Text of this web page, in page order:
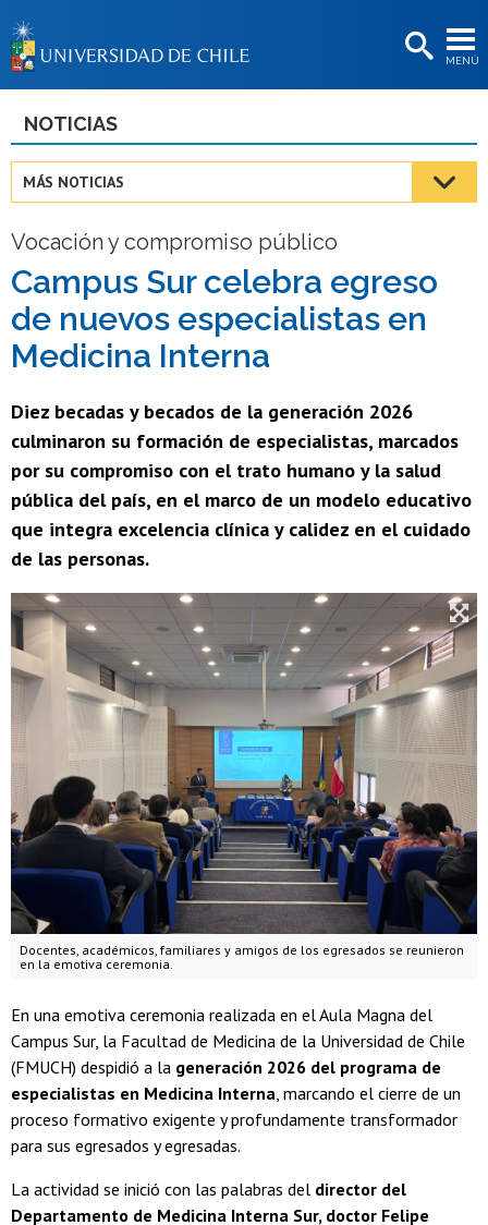
MENÚ
BIBLIOTECAS
Estudiantes
Académicas/os
Funcionarias/os
Egresadas/os
NOTICIAS
MÁS NOTICIAS
Vocación y compromiso público
Campus Sur celebra egreso
de nuevos especialistas en
Medicina Interna
Diez becadas y becados de la generación 2026
culminaron su formación de especialistas, marcados
por su compromiso con el trato humano y la salud
pública del país, en el marco de un modelo educativo
que integra excelencia clínica y calidez en el cuidado
de las personas.
Docentes, académicos, familiares y amigos de los egresados se reunieron
en la emotiva ceremonia.
En una emotiva ceremonia realizada en el Aula Magna del
Campus Sur, la Facultad de Medicina de la Universidad de Chile
(FMUCH) despidió a la generación 2026 del programa de
especialistas en Medicina Interna, marcando el cierre de un
proceso formativo exigente y profundamente transformador
para sus egresados y egresadas.
La actividad se inició con las palabras del director del
Departamento de Medicina Interna Sur, doctor Felipe